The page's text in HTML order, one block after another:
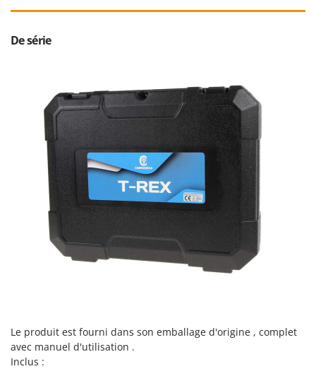
Pramac
R.G.V.
Rato
Reber
Redback
Resto Italia
Ribimex
Ripartrak
Ritter
Rover Pompe
Royal Food
De série
Le produit est fourni dans son emballage d'origine , complet
avec manuel d'utilisation .
Inclus :